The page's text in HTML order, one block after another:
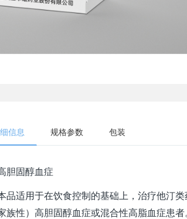
信息 规格参数 包装
胆固醇血症
品适用于在饮食控制的基础上，治疗他汀
族性）高胆固醇血症或混合性高脂血症患者